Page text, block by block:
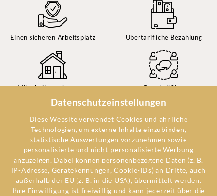
Datenschutzeinstellungen
Diese Website verwendet Cookies und ähnliche
Technologien, um externe Inhalte einzubinden,
statistische Auswertungen vorzunehmen sowie
personalisierte und nicht-personalisierte Werbung
anzuzeigen. Dabei können personenbezogene Daten (z. B.
IP-Adresse, Gerätekennungen, Cookie-IDs) an Dritte, auch
außerhalb der EU (z. B. in die USA), übermittelt werden.
Ihre Einwilligung ist freiwillig und kann jederzeit über die
Einen sicheren Arbeitsplatz Übertarifliche Bezahlung
Mitarbeiterwohnungen
Regelmäßige
getränke
en